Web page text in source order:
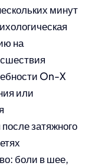
минут
на
On-X
или
затяжного
боли в шее,